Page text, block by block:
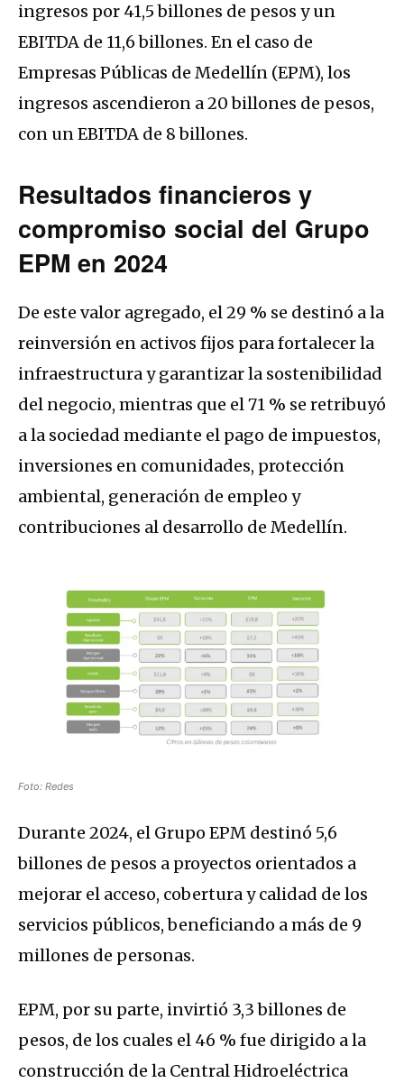
ingresos por 41,5 billones de pesos y un
EBITDA de 11,6 billones. En el caso de
Empresas Públicas de Medellín (EPM), los
ingresos ascendieron a 20 billones de pesos,
con un EBITDA de 8 billones.
Resultados financieros y
compromiso social del Grupo
EPM en 2024
De este valor agregado, el 29 % se destinó a la
reinversión en activos fijos para fortalecer la
infraestructura y garantizar la sostenibilidad
del negocio, mientras que el 71 % se retribuyó
a la sociedad mediante el pago de impuestos,
inversiones en comunidades, protección
ambiental, generación de empleo y
contribuciones al desarrollo de Medellín.
Foto: Redes
Durante 2024, el Grupo EPM destinó 5,6
billones de pesos a proyectos orientados a
mejorar el acceso, cobertura y calidad de los
servicios públicos, beneficiando a más de 9
millones de personas.
EPM, por su parte, invirtió 3,3 billones de
pesos, de los cuales el 46 % fue dirigido a la
construcción de la Central Hidroeléctrica